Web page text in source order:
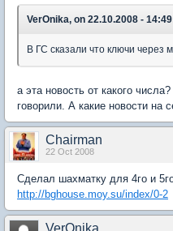
VerOnika, on 22.10.2008 -
В ГС сказали что ключи через
а эта новость от какого
говорили. А какие новости на
Chairman
22 Oct 2008
Сделал шахматку для 4го и
http://bghouse.moy.su/index/0-2
VerOnika